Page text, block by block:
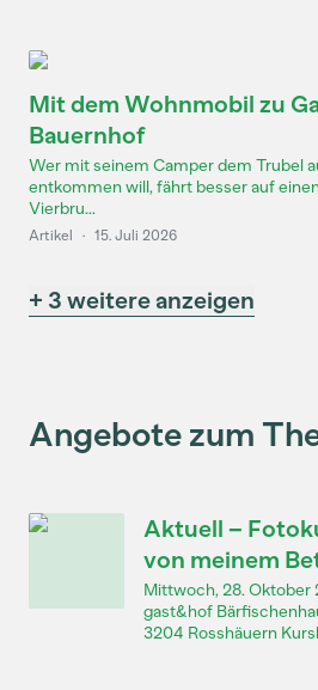
Mit dem Wohnmobil zu
Bauernhof
Wer mit seinem Camper dem Trubel
entkommen will, fährt besser auf
Vierbru...
Artikel · 15. Juli 2026
+ 3 weitere anzeigen
Angebote zum
Aktuell –
von meinem
Mittwoch, 28. Oktober
gast&hof
3204 Rosshäuern